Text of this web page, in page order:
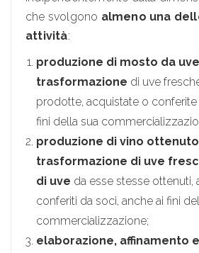
che svolgono almeno una
attività:
produzione di mosto da
trasformazione di uve
prodotte, acquistate o conferite
fini della sua
produzione di vino
trasformazione di uve
di uve da esse stesse ottenuti,
conferiti da soci, anche ai fini
commercializzazione;
elaborazione, affinamento